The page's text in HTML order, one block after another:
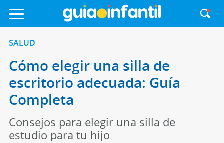
SALUD
Cómo elegir una silla de
escritorio adecuada: Guía
Completa
Consejos para elegir una silla de
estudio para tu hijo